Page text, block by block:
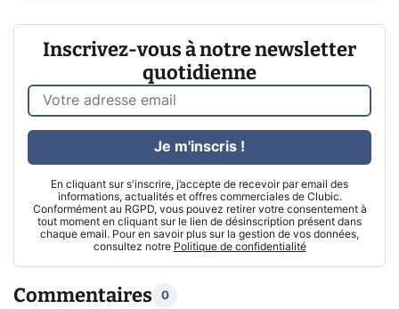
Inscrivez-vous à notre newsletter
quotidienne
En cliquant sur s'inscrire, j’accepte de recevoir par email des
informations, actualités et offres commerciales de Clubic.
Conformément au RGPD, vous pouvez retirer votre consentement à
tout moment en cliquant sur le lien de désinscription présent dans
chaque email. Pour en savoir plus sur la gestion de vos données,
consultez notre Politique de confidentialité
Je m'inscris !
Commentaires 0